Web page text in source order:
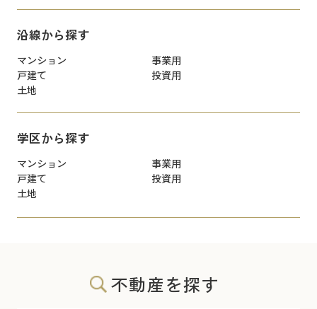
沿線から探す
マンション
事業用
戸建て
投資用
土地
学区から探す
マンション
事業用
戸建て
投資用
土地
不動産を探す